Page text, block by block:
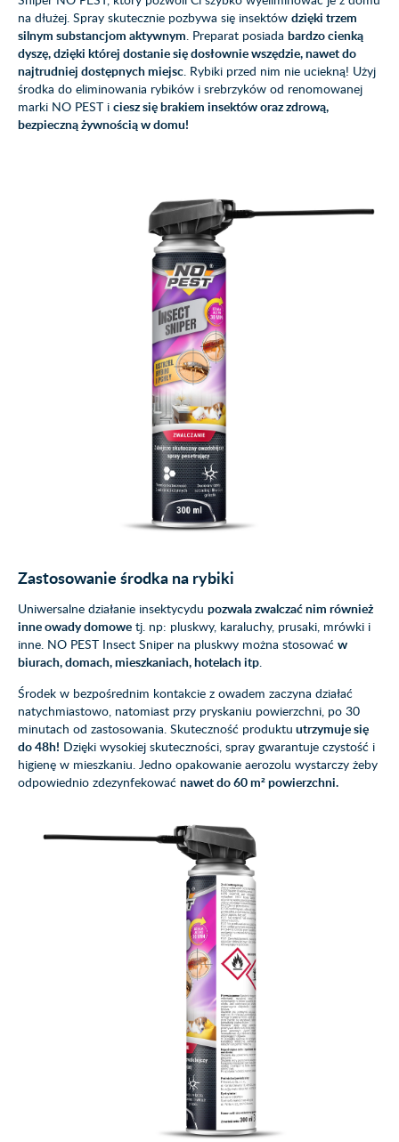
na dłużej. Spray skutecznie pozbywa się insektów dzięki trzem
silnym substancjom aktywnym. Preparat posiada bardzo cienką
dyszę, dzięki której dostanie się dosłownie wszędzie, nawet do
najtrudniej dostępnych miejsc. Rybiki przed nim nie uciekną! Użyj
środka do eliminowania rybików i srebrzyków od renomowanej
marki NO PEST i ciesz się brakiem insektów oraz zdrową,
bezpieczną żywnością w domu!
Zastosowanie środka na rybiki
Uniwersalne działanie insektycydu pozwala zwalczać nim również
inne owady domowe tj. np: pluskwy, karaluchy, prusaki, mrówki i
inne. NO PEST Insect Sniper na pluskwy można stosować w
biurach, domach, mieszkaniach, hotelach itp.
Środek w bezpośrednim kontakcie z owadem zaczyna działać
natychmiastowo, natomiast przy pryskaniu powierzchni, po 30
minutach od zastosowania. Skuteczność produktu utrzymuje się
do 48h! Dzięki wysokiej skuteczności, spray gwarantuje czystość i
higienę w mieszkaniu. Jedno opakowanie aerozolu wystarczy żeby
odpowiednio zdezynfekować nawet do 60 m² powierzchni.